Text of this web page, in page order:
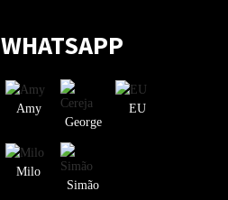
WHATSAPP
Amy
George
EU
Milo
Simão